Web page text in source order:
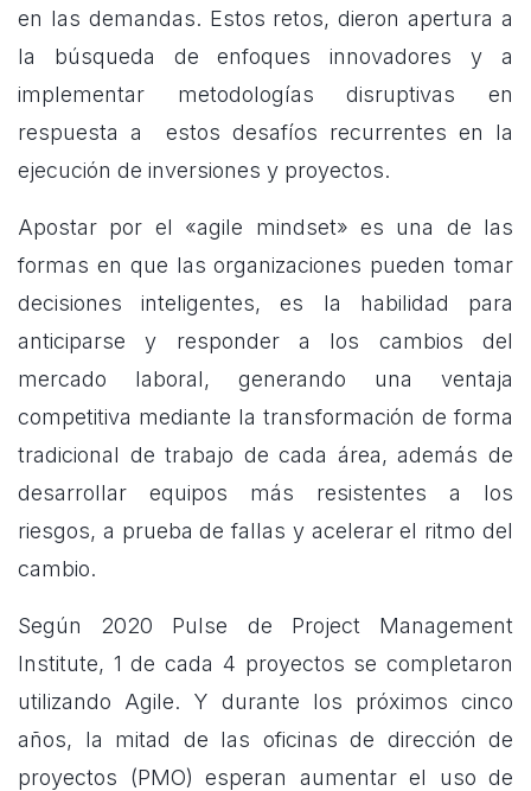
en las demandas. Estos retos, dieron apertura a
la búsqueda de enfoques innovadores y a
implementar metodologías disruptivas en
respuesta a estos desafíos recurrentes en la
ejecución de inversiones y proyectos.
Apostar por el «agile mindset» es una de las
formas en que las organizaciones pueden tomar
decisiones inteligentes, es la habilidad para
anticiparse y responder a los cambios del
mercado laboral, generando una ventaja
competitiva mediante la transformación de forma
tradicional de trabajo de cada área, además de
desarrollar equipos más resistentes a los
riesgos, a prueba de fallas y acelerar el ritmo del
cambio.
Según 2020 Pulse de Project Management
Institute, 1 de cada 4 proyectos se completaron
utilizando Agile. Y durante los próximos cinco
años, la mitad de las oficinas de dirección de
proyectos (PMO) esperan aumentar el uso de